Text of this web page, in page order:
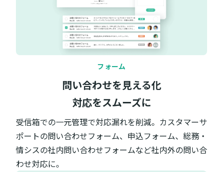
フォーム
問い合わせを見える化
対応をスムーズに
受信箱での一元管理で対応漏れを削減。カスタマーサ
ポートの問い合わせフォーム、申込フォーム、総務・
情シスの社内問い合わせフォームなど社内外の問い合
わせ対応に。